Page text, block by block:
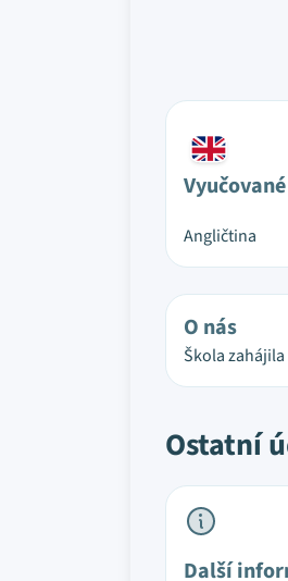
Angličtina
O nás
Škola
Ostatní
Další